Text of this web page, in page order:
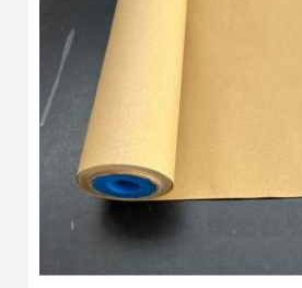
Livraison sous 24 h en
Livraison offerte en France
Paiement en 4x sans frais dès
Votre devis en ligne en
Partagez vos créations et obtenez
Gagnez des points de fidélité à
Livraison sous 24 h en